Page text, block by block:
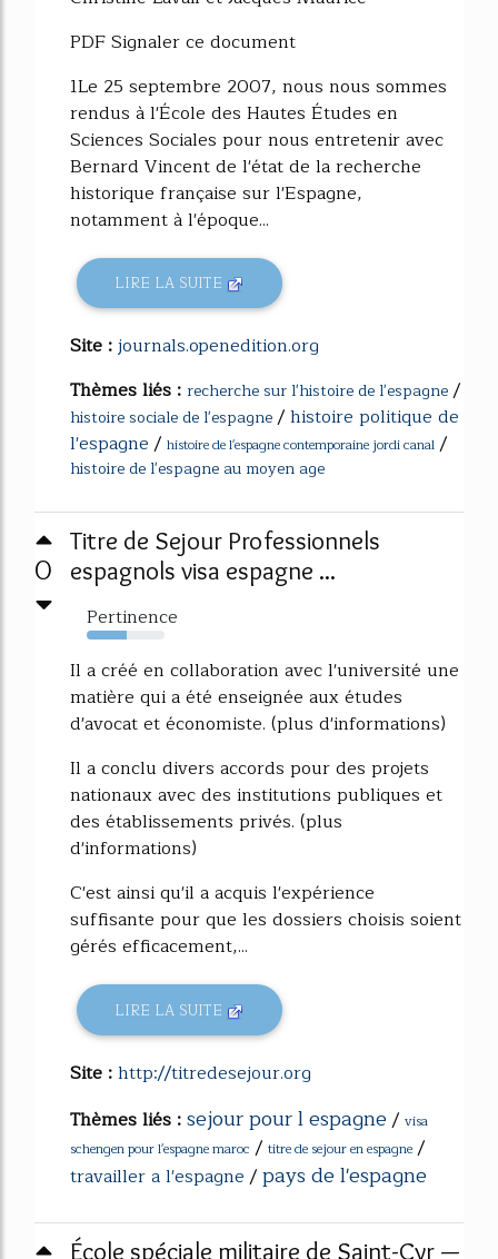
PDF Signaler ce document
1Le 25 septembre 2007, nous nous sommes
rendus à l'École des Hautes Études en
Sciences Sociales pour nous entretenir avec
Bernard Vincent de l'état de la recherche
historique française sur l'Espagne,
notamment à l'époque...
LIRE LA SUITE
Site :journals.openedition.org
Thèmes liés : recherche sur l'histoire de l'espagne/
histoire sociale de l'espagne/histoire politique de
l'espagne/ histoire de l'espagne contemporaine jordi canal /
histoire de l'espagne au moyen age
0
Titre de Sejour Professionnels
espagnols visa espagne ...
Pertinence
52%
Il a créé en collaboration avec l'université une
matière qui a été enseignée aux études
d'avocat et économiste. (plus d'informations)
Il a conclu divers accords pour des projets
nationaux avec des institutions publiques et
des établissements privés. (plus
d'informations)
C'est ainsi qu'il a acquis l'expérience
suffisante pour que les dossiers choisis soient
gérés efficacement,...
LIRE LA SUITE
Site :http://titredesejour.org
Thèmes liés :sejour pour l espagne/ visa
schengen pour l'espagne maroc / titre de sejour en espagne /
travailler a l'espagne/pays de l'espagne
École spéciale militaire de Saint-Cyr —